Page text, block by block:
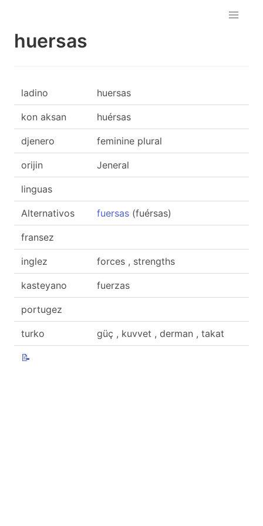
huersas
ladino huersas
kon aksan huérsas
djenero feminine plural
orijin Jeneral
linguas
Alternativos fuersas (fuérsas)
fransez
inglez forces , strengths
kasteyano fuerzas
portugez
turko güç , kuvvet , derman , takat
📝